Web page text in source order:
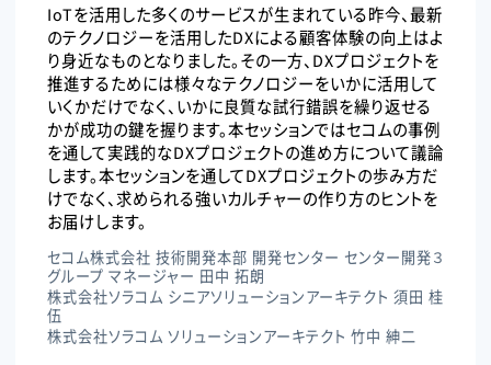
IoTを活用した多くのサービスが生まれている昨今、最新
のテクノロジーを活用したDXによる顧客体験の向上はよ
り身近なものとなりました。その一方、DXプロジェクトを
推進するためには様々なテクノロジーをいかに活用して
いくかだけでなく、いかに良質な試行錯誤を繰り返せる
かが成功の鍵を握ります。本セッションではセコムの事例
を通して実践的なDXプロジェクトの進め方について議論
します。本セッションを通してDXプロジェクトの歩み方だ
けでなく、求められる強いカルチャーの作り方のヒントを
お届けします。
セコム株式会社 技術開発本部 開発センター センター開発３
グループ マネージャー 田中 拓朗
株式会社ソラコム シニアソリューションアーキテクト 須田 桂
伍
株式会社ソラコム ソリューションアーキテクト 竹中 紳二